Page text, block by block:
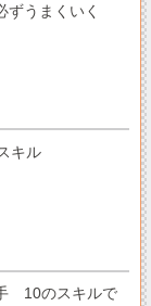
ずうまくいく
キル
10のスキルで